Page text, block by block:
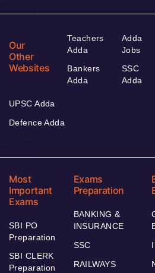
Our
Other
Websites
Teachers
Adda
Bankers
Adda
Adda
Jobs
SSC
Adda
UPSC Adda
Defence Adda
Most
Important
Exams
SBI PO
Preparation
SBI CLERK
Preparation
Exams
Preparation
BANKING &
INSURANCE
SSC
RAILWAYS